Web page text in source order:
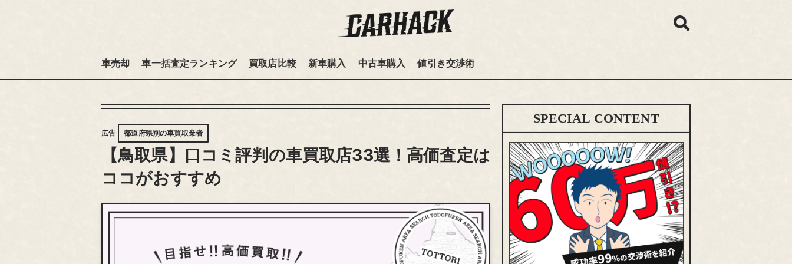
車売却 車一括査定ランキング 買取店比較 新車購入 中古車購入 値引き交渉術
広告 都道府県別の車買取業者
【鳥取県】口コミ評判の車買取店33選！高価査定は
ココがおすすめ
SPECIAL CONTENT